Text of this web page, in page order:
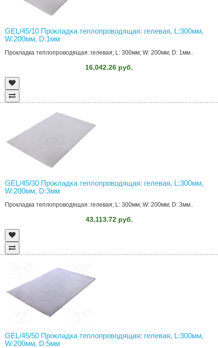
GEL/45/10 Прокладка теплопроводящая: гелевая, L:300мм,
W:200мм, D:1мм
Прокладка теплопроводящая: гелевая; L: 300мм; W: 200мм; D: 1мм..
16,042.26 руб.
GEL/45/30 Прокладка теплопроводящая: гелевая, L:300мм,
W:200мм, D:3мм
Прокладка теплопроводящая: гелевая; L: 300мм; W: 200мм; D: 3мм..
43,113.72 руб.
GEL/45/50 Прокладка теплопроводящая: гелевая, L:300мм,
W:200мм, D:5мм